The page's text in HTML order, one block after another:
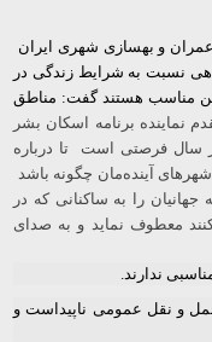
و بهسازی شهری ایران
نسبت به شرایط زندگی در
مناسب هستند گفت: مناطق
نماینده برنامه‌ اسکان بشر
هر سال فرصتی است تا درباره
آینده‌مان چگونه باشد
را به ساکنانی که در
معطوف نماید و به صدای
ندارند.
و نقل عمومی ناپیداست و